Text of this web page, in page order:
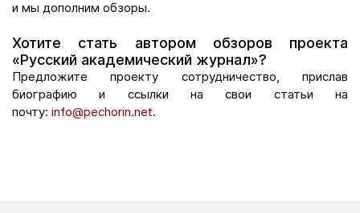
и мы дополним обзоры.
Хотите стать автором обзоров проекта
«Русский академический журнал»?
Предложите проекту сотрудничество, прислав
биографию и ссылки на свои статьи на
почту: info@pechorin.net.